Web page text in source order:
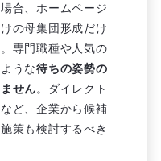
合、ホームページ
の母集団形成だけ
専門職種や人気の
うな待ちの姿勢の
せん。ダイレクト
ど、企業から候補
策も検討するべき